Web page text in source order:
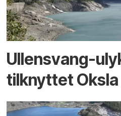
Ullensvang-
tilknyttet